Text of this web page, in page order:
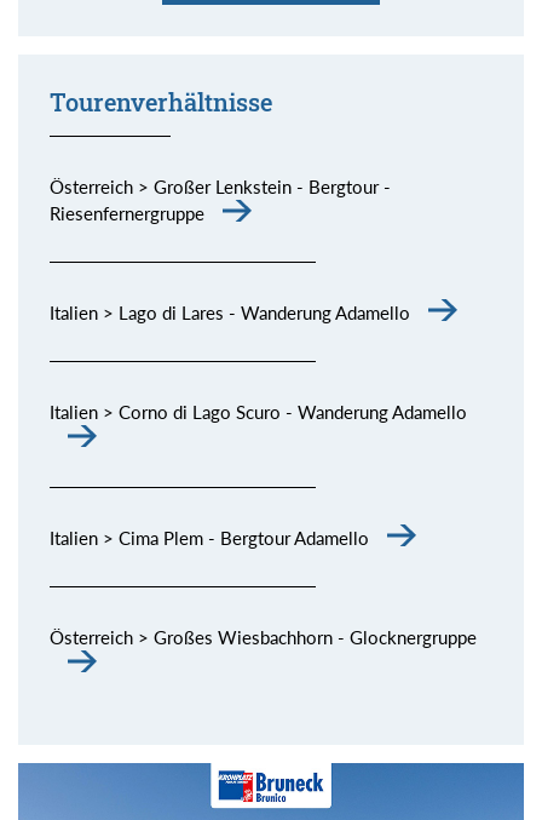
Tourenverhältnisse
Österreich > Großer Lenkstein - Bergtour -
Riesenfernergruppe
Italien > Lago di Lares - Wanderung Adamello
Italien > Corno di Lago Scuro - Wanderung Adamello
Italien > Cima Plem - Bergtour Adamello
Österreich > Großes Wiesbachhorn - Glocknergruppe